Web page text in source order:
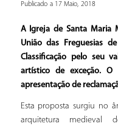
Publicado a 17 Maio, 2018
A Igreja de Santa Maria
União das Freguesias
Classificação pelo seu
artístico de exceção.
apresentação de
Esta proposta surgiu no
arquitetura medieval